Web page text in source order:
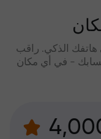
هاتفك الذكي. راقب
حسابك - في أي مكان